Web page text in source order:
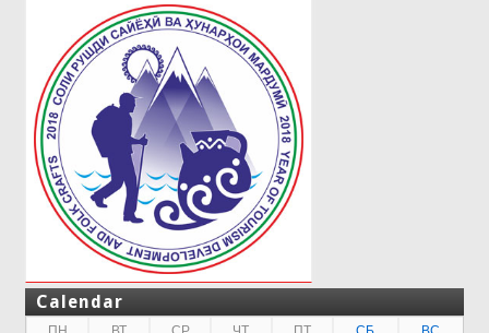
Calendar